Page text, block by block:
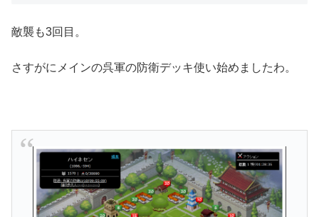
敵襲も3回目。
さすがにメインの呉軍の防衛デッキ使い始めましたわ。